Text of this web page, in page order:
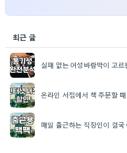
최근 글
실패 없는 여성바람막이 고
온라인 서점에서 책 주문할
매일 출근하는 직장인이 결